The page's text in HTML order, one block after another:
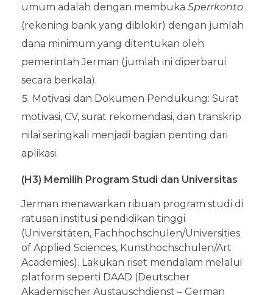
umum adalah dengan membuka Sperrkonto
(rekening bank yang diblokir) dengan jumlah
dana minimum yang ditentukan oleh
pemerintah Jerman (jumlah ini diperbarui
secara berkala).
Motivasi dan Dokumen Pendukung: Surat
motivasi, CV, surat rekomendasi, dan transkrip
nilai seringkali menjadi bagian penting dari
aplikasi.
(H3) Memilih Program Studi dan Universitas
Jerman menawarkan ribuan program studi di
ratusan institusi pendidikan tinggi
(Universitäten, Fachhochschulen/Universities
of Applied Sciences, Kunsthochschulen/Art
Academies). Lakukan riset mendalam melalui
platform seperti DAAD (Deutscher
Akademischer Austauschdienst – German